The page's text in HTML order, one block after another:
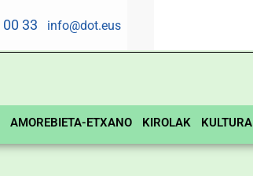
00 33 info@dot.eus
AMOREBIETA-ETXANO KIROLAK KULTURA